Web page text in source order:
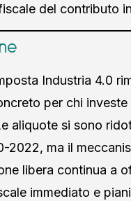
del contributo
Industria 4.0
per chi
aliquote si sono
2022, ma il
libera continua a
immediato e